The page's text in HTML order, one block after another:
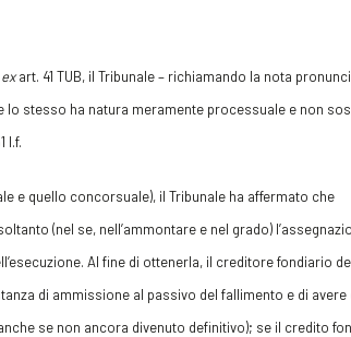
exart. 41 TUB, il Tribunale – richiamando la nota
lo stesso ha natura meramente processuale e non
l.f.
e quello concorsuale), il Tribunale ha affermato che
(nel se, nell’ammontare e nel grado)
Al fine di ottenerla, il creditore fondiario
di ammissione al passivo del fallimento e di
se non ancora divenuto definitivo); se il credito